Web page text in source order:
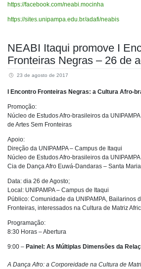
https://facebook.com/neabi.mocinha
https://sites.unipampa.edu.br/adafi/neabis
NEABI Itaqui promove I
Fronteiras Negras – 26 de
23 de agosto de 2017
I Encontro Fronteiras Negras: a Cultura Afro-
Promoção:
Núcleo de Estudos Afro-brasileiros da
de Artes Sem Fronteiras
Apoio:
Direção da UNIPAMPA – Campus de Itaqui
Núcleo de Estudos Afro-brasileiros da
Cia de Dança Afro Euwá-Dandaras – Santa Maria
Data: dia 26 de Agosto;
Local: UNIPAMPA – Campus de Itaqui
Público: Comunidade da UNIPAMPA, Bailarinos
Fronteiras, interessados na Cultura de Matriz
Programação:
8:30 Horas – Abertura
9:00 – Painel: As Múltiplas Dimensões da
A Dança Afro: a Corporeidade na Cultura de